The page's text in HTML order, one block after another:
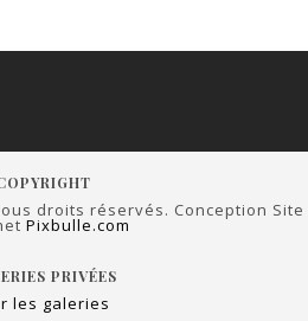
droits réservés. Conception Site
Pixbulle.com
PRIVÉES
les galeries